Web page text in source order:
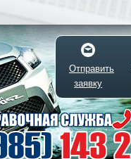
Отправить
заявку